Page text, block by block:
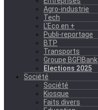
Agro-industrie
Tech
L'Eco en +
Publi-reportage
BTP
Transports
Groupe BGFIBank
Elections 2025
Société
Société
Kiosque
Faits divers